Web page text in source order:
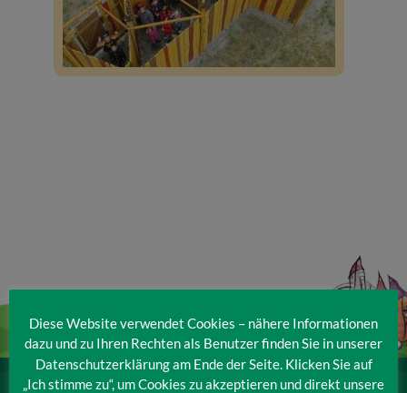
Veranstaltungen
Baumpaten
Diese Website verwendet Cookies – nähere Informationen
dazu und zu Ihren Rechten als Benutzer finden Sie in unserer
Datenschutzerklärung am Ende der Seite. Klicken Sie auf
„Ich stimme zu“, um Cookies zu akzeptieren und direkt unsere